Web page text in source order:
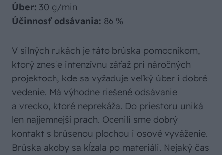
Úber: 30 g/min
Účinnosť odsávania: 86 %
V silných rukách je táto brúska pomocníkom,
ktorý znesie intenzívnu záťaž pri náročných
projektoch, kde sa vyžaduje veľký úber i dobré
vedenie. Má výhodne riešené odsávanie
a vrecko, ktoré neprekáža. Do priestoru uniká
len najjemnejší prach. Ocenili sme dobrý
kontakt s brúsenou plochou i osové vyváženie.
Brúska akoby sa kĺzala po materiáli. Nejaký čas